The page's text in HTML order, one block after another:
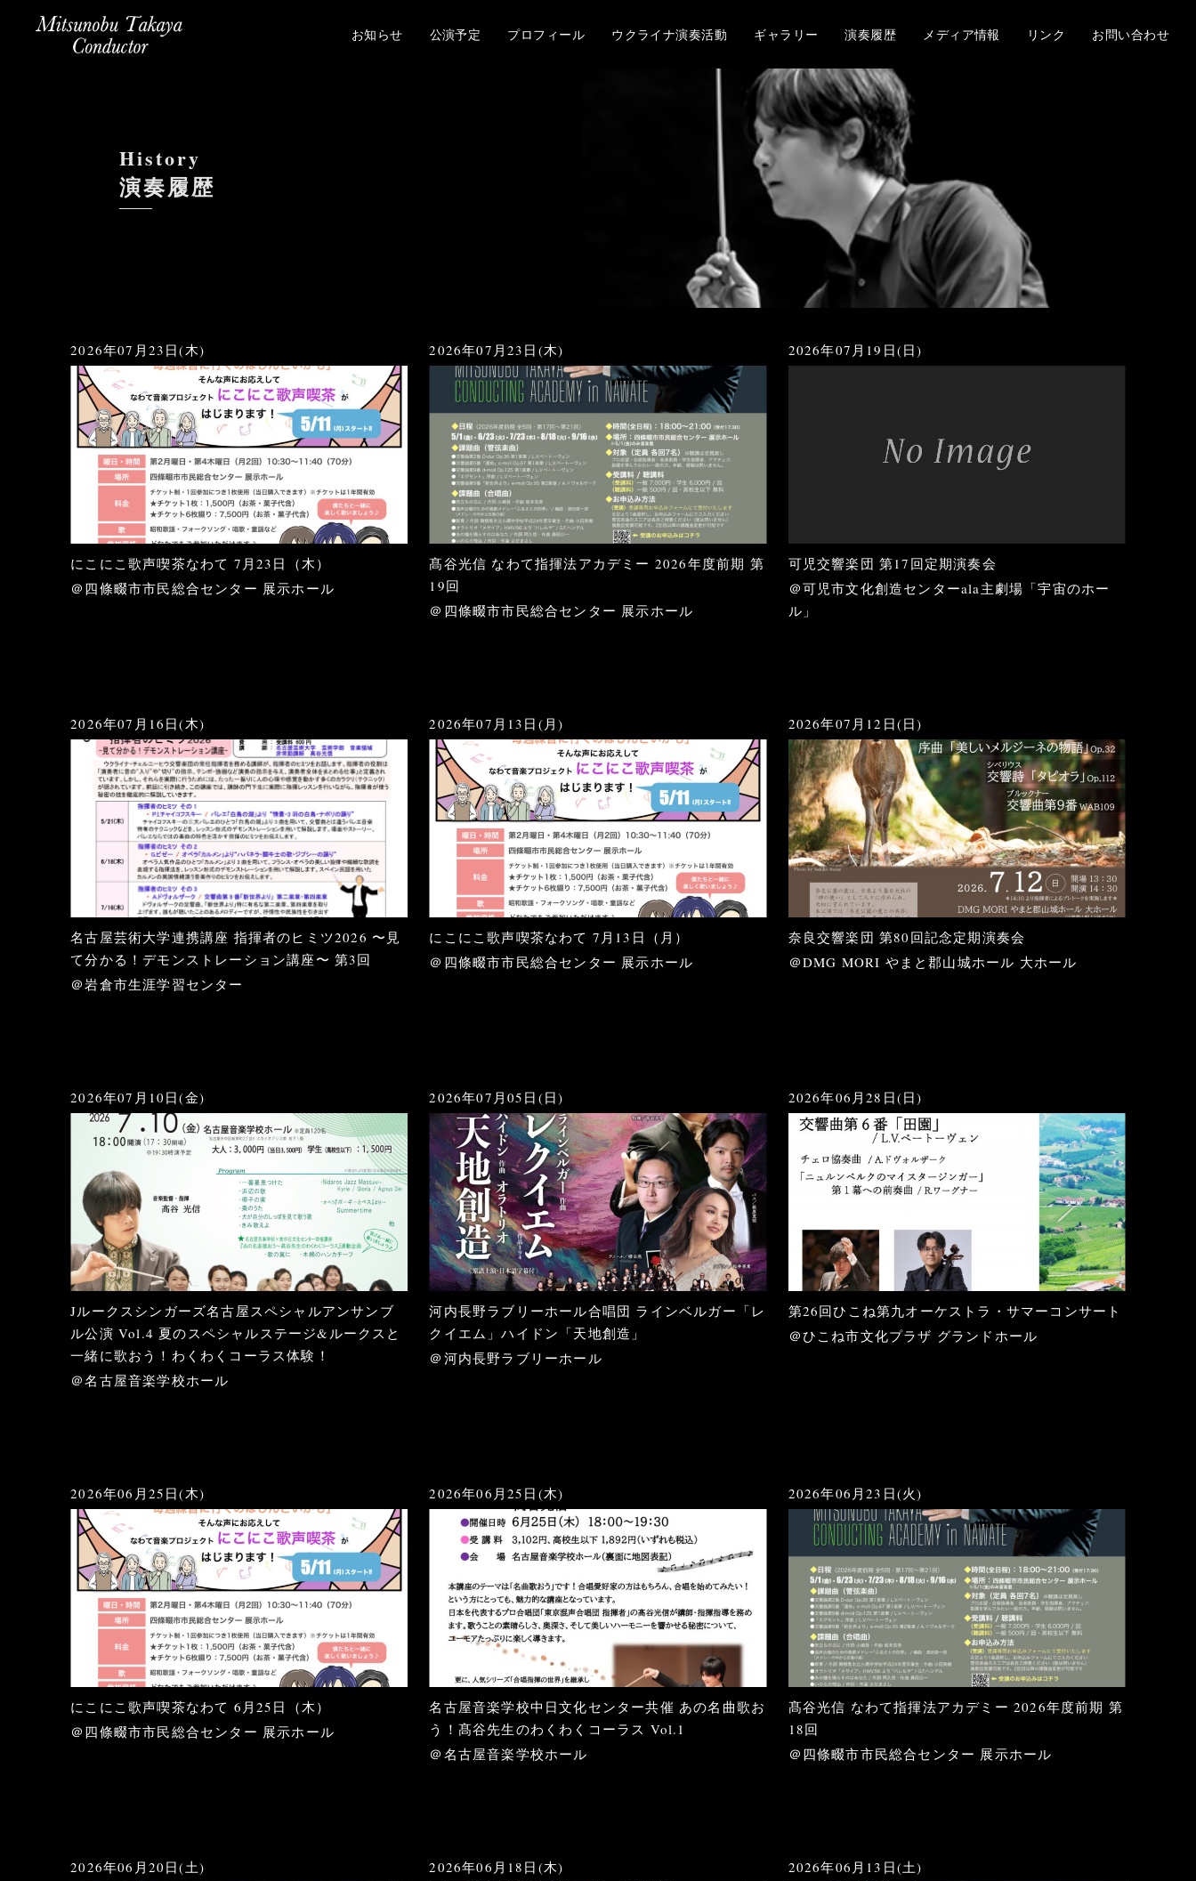
お知らせ 公演予定 プロフィール ウクライナ演奏活動 ギャラリー 演奏履歴 メディア情報 リンク お問い合わせ
History
演奏履歴
2026年07月23日(木)
にこにこ歌声喫茶なわて 7月23日（木）
＠四條畷市市民総合センター 展示ホール
2026年07月23日(木)
髙谷光信 なわて指揮法アカデミー 2026年度前期 第
19回
＠四條畷市市民総合センター 展示ホール
2026年07月19日(日)
可児交響楽団 第17回定期演奏会
＠可児市文化創造センターala主劇場「宇宙のホー
ル」
2026年07月16日(木)
名古屋芸術大学連携講座 指揮者のヒミツ2026 〜見
て分かる！デモンストレーション講座〜 第3回
＠岩倉市生涯学習センター
2026年07月13日(月)
にこにこ歌声喫茶なわて 7月13日（月）
＠四條畷市市民総合センター 展示ホール
2026年07月12日(日)
奈良交響楽団 第80回記念定期演奏会
＠DMG MORI やまと郡山城ホール 大ホール
2026年07月10日(金)
Jルークスシンガーズ名古屋スペシャルアンサンブ
ル公演 Vol.4 夏のスペシャルステージ&ルークスと
一緒に歌おう！わくわくコーラス体験！
＠名古屋音楽学校ホール
2026年07月05日(日)
河内長野ラブリーホール合唱団 ラインベルガー「レ
クイエム」ハイドン「天地創造」
＠河内長野ラブリーホール
2026年06月28日(日)
第26回ひこね第九オーケストラ・サマーコンサート
＠ひこね市文化プラザ グランドホール
2026年06月25日(木)
にこにこ歌声喫茶なわて 6月25日（木）
＠四條畷市市民総合センター 展示ホール
2026年06月25日(木)
名古屋音楽学校中日文化センター共催 あの名曲歌お
う！髙谷先生のわくわくコーラス Vol.1
＠名古屋音楽学校ホール
2026年06月23日(火)
髙谷光信 なわて指揮法アカデミー 2026年度前期 第
18回
＠四條畷市市民総合センター 展示ホール
2026年06月20日(土) 2026年06月18日(木) 2026年06月13日(土)